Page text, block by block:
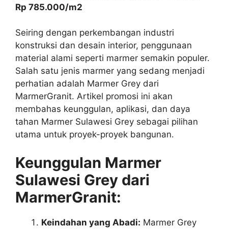
Rp 785.000/m2
Seiring dengan perkembangan industri
konstruksi dan desain interior, penggunaan
material alami seperti marmer semakin populer.
Salah satu jenis marmer yang sedang menjadi
perhatian adalah Marmer Grey dari
MarmerGranit. Artikel promosi ini akan
membahas keunggulan, aplikasi, dan daya
tahan Marmer Sulawesi Grey sebagai pilihan
utama untuk proyek-proyek bangunan.
Keunggulan Marmer
Sulawesi Grey dari
MarmerGranit:
Keindahan yang Abadi: Marmer Grey